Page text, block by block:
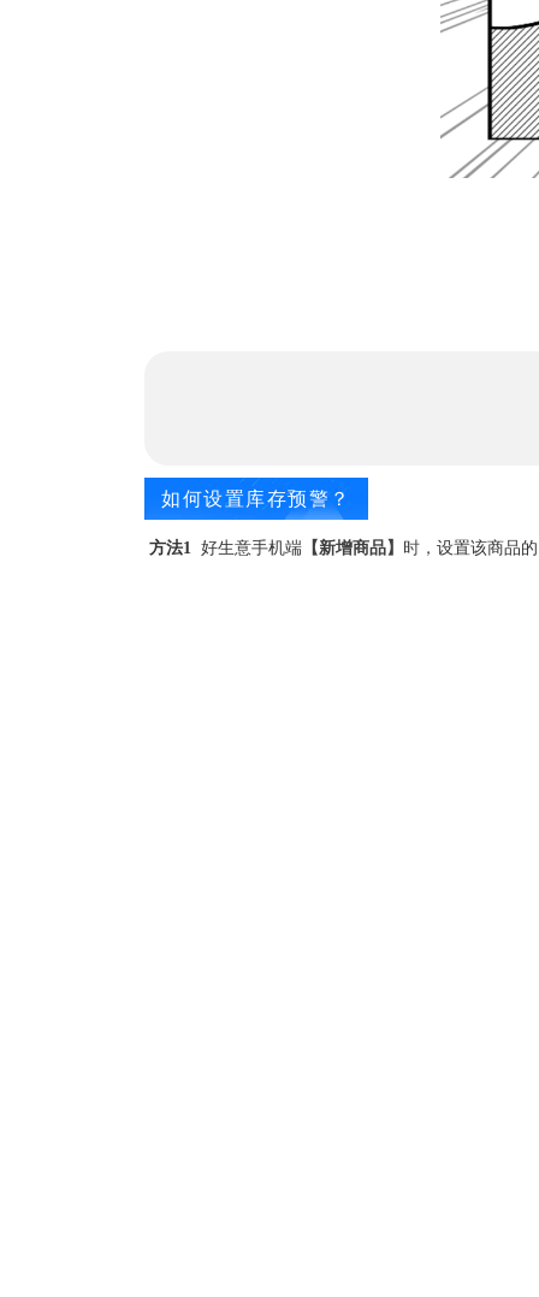
如何设置库存预警？
方法1 好生意手机端 【新增商品】 时， 设置该商品的